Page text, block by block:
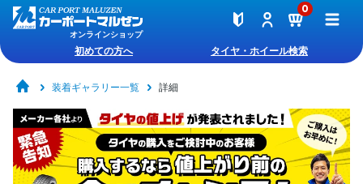
オンラインショップ
0
初めての方へ タイヤ・ホイール検索
装着ギャラリー一覧 詳細